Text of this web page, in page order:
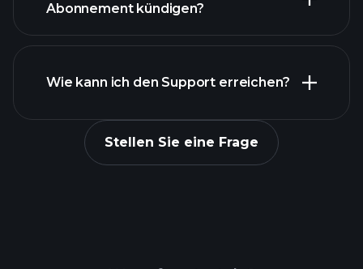
Abonnement kündigen?
Wie kann ich den Support erreichen?
Formular
Stellen Sie eine Frage